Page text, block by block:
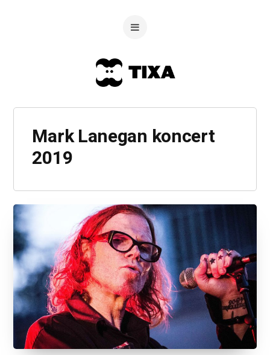
Mark Lanegan koncert
2019